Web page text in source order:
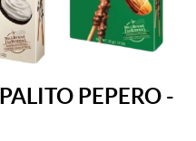
PEPERO -